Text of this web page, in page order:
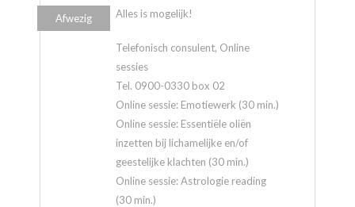
Alles is mogelijk!
Telefonisch consulent, Online
sessies
Tel. 0900-0330 box 02
Online sessie: Emotiewerk (30 min.)
Online sessie: Essentiële oliën
inzetten bij lichamelijke en/of
geestelijke klachten (30 min.)
Online sessie: Astrologie reading
(30 min.)
Afwezig